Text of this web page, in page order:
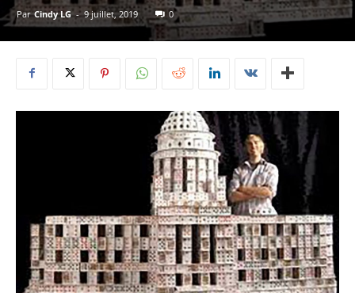
Par Cindy LG - 9 juillet, 2019 0